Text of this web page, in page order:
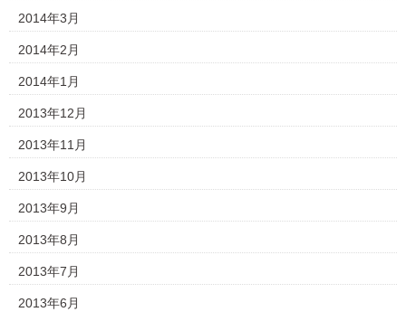
2014年3月
2014年2月
2014年1月
2013年12月
2013年11月
2013年10月
2013年9月
2013年8月
2013年7月
2013年6月